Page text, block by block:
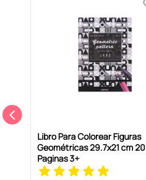
Tu nombre
Dirección de email
Libro Para Colorear Figuras
Geométricas 29.7x21 cm 20
Paginas 3+